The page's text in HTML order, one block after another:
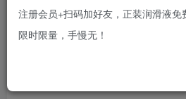
花音的优势在于柔软并且有很
入口第一步周围凸点和更内
注册会员+扫码加好友，正装润滑液免
限时限量，手慢无！